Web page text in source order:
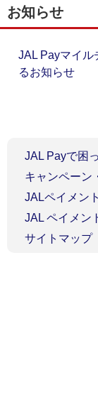
お知らせ
JAL Payマイル
るお知らせ
JAL Payで困
キャンペーン
JALペイメン
JAL ペイメン
サイトマップ